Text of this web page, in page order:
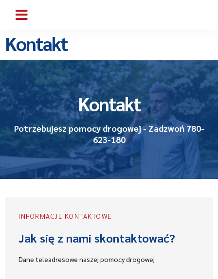
Kontakt
Kontakt
Potrzebujesz pomocy drogowej - Zadzwoń 780-
623-180
INFORMACJE KONTAKTOWE
Jak się z nami skontaktować?
Dane teleadresowe naszej pomocy drogowej